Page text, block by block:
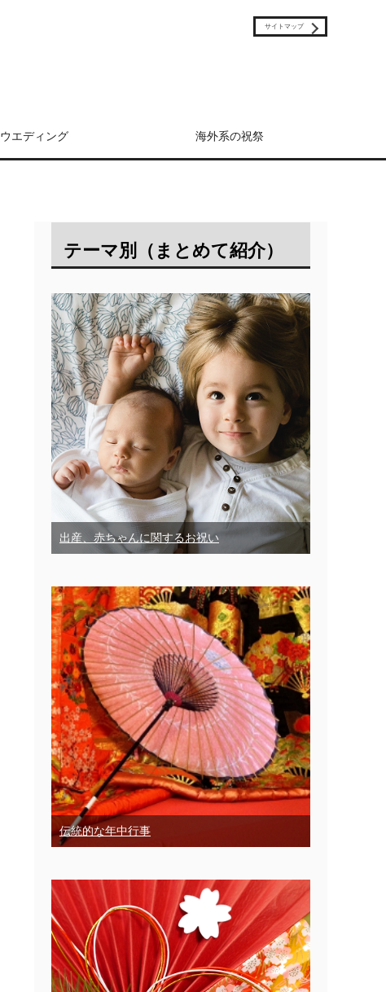
サイトマップ
ウエディング 海外系の祝祭
テーマ別（まとめて紹介）
出産、赤ちゃんに関するお祝い
伝統的な年中行事